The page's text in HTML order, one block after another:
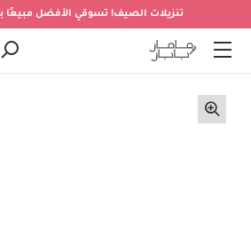
تنزيلات الصيف! تسوقي الأفضل مبيعًا